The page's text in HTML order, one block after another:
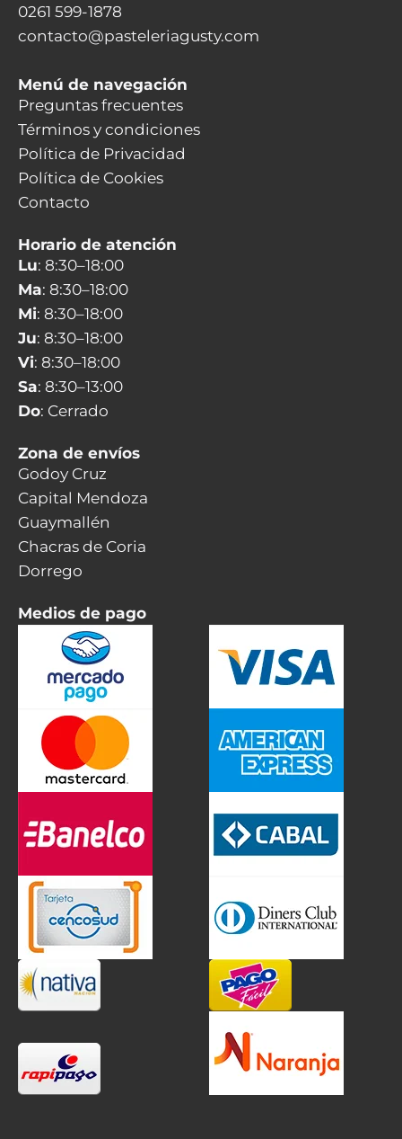
0261 599-1878
contacto@pasteleriagusty.com
Menú de navegación
Preguntas frecuentes
Términos y condiciones
Política de Privacidad
Política de Cookies
Contacto
Horario de atención
Lu: 8:30–18:00
Ma: 8:30–18:00
Mi: 8:30–18:00
Ju: 8:30–18:00
Vi: 8:30–18:00
Sa: 8:30–13:00
Do: Cerrado
Zona de envíos
Godoy Cruz
Capital Mendoza
Guaymallén
Chacras de Coria
Dorrego
Medios de pago